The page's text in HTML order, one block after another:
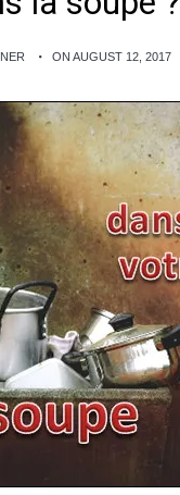
ON AUGUST 12, 2017